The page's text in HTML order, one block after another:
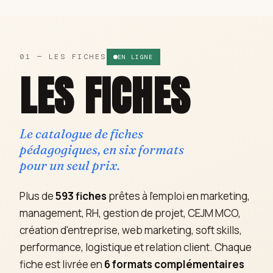
01 — LES FICHES EN LIGNE
LES FICHES
Le catalogue de fiches
pédagogiques, en six formats
pour un seul prix.
Plus de593 fichesprêtes à l'emploi en marketing,
management, RH, gestion de projet, CEJM MCO,
création d'entreprise, web marketing, soft skills,
performance, logistique et relation client. Chaque
fiche est livrée en 6 formats complémentaires